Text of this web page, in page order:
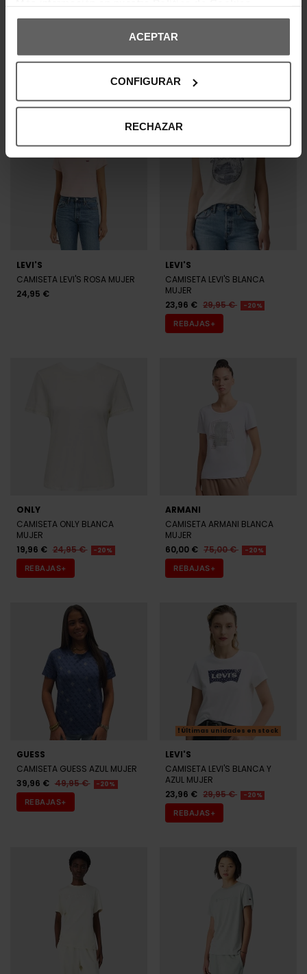
ACEPTAR
CONFIGURAR
RECHAZAR
CAMISETA LEVI'S NEGRA MUJER
LEVI'S
CAMISETA LEVI'S BLANCA
24,95 €
LEVI'S
CAMISETA LEVI'S ROSA MUJER
24,95 €
LEVI'S
CAMISETA LEVI'S BLANCA
MUJER
23,96 € 29,95 € -20%
REBAJAS+
ONLY
CAMISETA ONLY BLANCA
MUJER
19,96 € 24,95 € -20%
REBAJAS+
ARMANI
CAMISETA ARMANI BLANCA
MUJER
60,00 € 75,00 € -20%
REBAJAS+
GUESS
CAMISETA GUESS AZUL MUJER
39,96 € 49,95 € -20%
REBAJAS+
Últimas unidades en stock
LEVI'S
CAMISETA LEVI'S BLANCA Y
AZUL MUJER
23,96 € 29,95 € -20%
REBAJAS+